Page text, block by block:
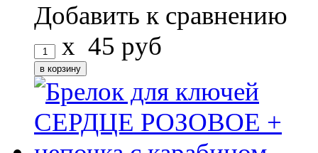
Добавить к сравнению
x 45 руб